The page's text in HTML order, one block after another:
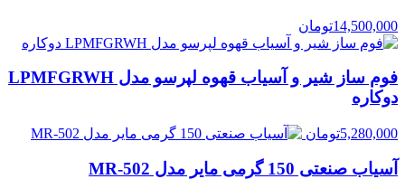
14,500,000تومان
فوم ساز شیر و آسیاب قهوه لپرسو مدل LPMFGRWH
دوکاره
5,280,000تومان
آسیاب صنعتی 150 گرمی مایر مدل MR-502